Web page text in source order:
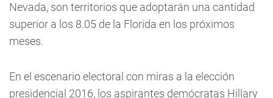
Nevada, son territorios que adoptarán una cantidad
superior a los 8.05 de la Florida en los próximos
meses.
En el escenario electoral con miras a la elección
presidencial 2016, los aspirantes demócratas Hillary